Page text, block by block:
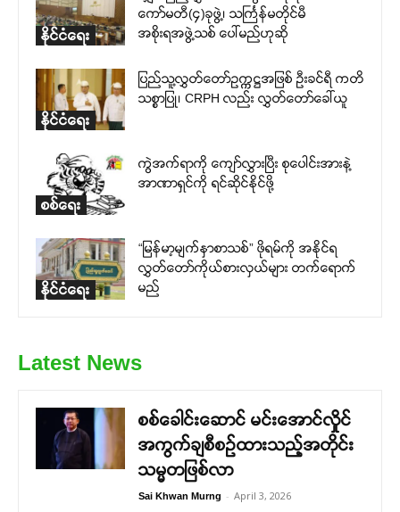
နိုင်ငံရေး
ကော်မတီ(၄)ခုဖွဲ့၊ သင်္ကြန်မတိုင်မီ
အစိုးရအဖွဲ့သစ် ပေါ်မည်ဟုဆို
နိုင်ငံရေး
ပြည်သူ့လွှတ်တော်ဥက္ကဋ္ဌအဖြစ် ဦးခင်ရီ ကတိ
သစ္စာပြု၊ CRPH လည်း လွှတ်တော်ခေါ်ယူ
စစ်ရေး
ကွဲအက်ရာကို ကျော်လွှားပြီး စုပေါင်းအားနဲ့
အာဏာရှင်ကို ရင်ဆိုင်နိုင်ဖို့
နိုင်ငံရေး
“မြန်မာ့မျက်နှာစာသစ်” ဖိုရမ်ကို အနိုင်ရ
လွှတ်တော်ကိုယ်စားလှယ်များ တက်ရောက်
မည်
Latest News
စစ်ခေါင်းဆောင် မင်းအောင်လှိုင်
အကွက်ချစီစဉ်ထားသည့်အတိုင်း
သမ္မတဖြစ်လာ
Sai Khwan Murng - April 3, 2026